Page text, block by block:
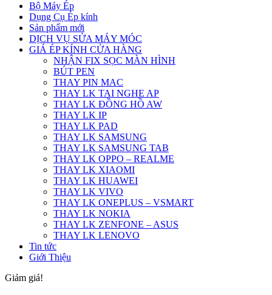
Bộ Máy Ép
Dụng Cụ Ép kính
Sản phẩm mới
DỊCH VỤ SỬA MÁY MÓC
GIÁ ÉP KÍNH CỬA HÀNG
NHẬN FIX SỌC MÀN HÌNH
BÚT PEN
THAY PIN MAC
THAY LK TAI NGHE AP
THAY LK ĐỒNG HỒ AW
THAY LK IP
THAY LK PAD
THAY LK SAMSUNG
THAY LK SAMSUNG TAB
THAY LK OPPO – REALME
THAY LK XIAOMI
THAY LK HUAWEI
THAY LK VIVO
THAY LK ONEPLUS – VSMART
THAY LK NOKIA
THAY LK ZENFONE – ASUS
THAY LK LENOVO
Tin tức
Giới Thiệu
Giảm giá!